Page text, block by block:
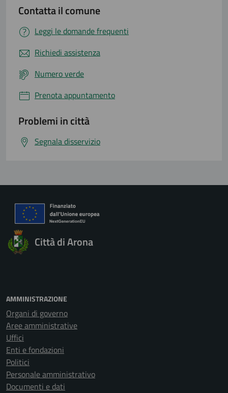
Contatta il comune
Leggi le domande frequenti
Richiedi assistenza
Numero verde
Prenota appuntamento
Problemi in città
Segnala disservizio
Città di Arona
AMMINISTRAZIONE
Organi di governo
Aree amministrative
Uffici
Enti e fondazioni
Politici
Personale amministrativo
Documenti e dati